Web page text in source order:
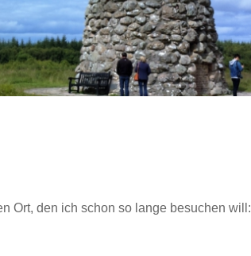
Ort, den ich schon so lange besuchen will: